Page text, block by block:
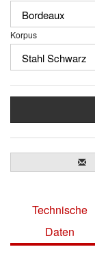
Korpus
Technische
Daten